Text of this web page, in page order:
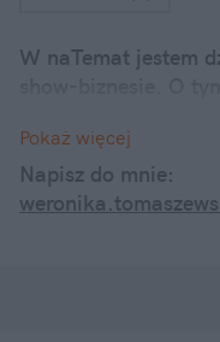
W naTemat jestem
Internetowe dramy,
także ciekawostki z
twarzy – śledzę je
Pokaż więcej
Napisz do mnie: